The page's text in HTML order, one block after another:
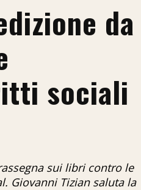
da
sociali
sui libri contro le
Giovanni Tizian saluta la